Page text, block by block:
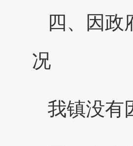
四、因政
况
我镇没有